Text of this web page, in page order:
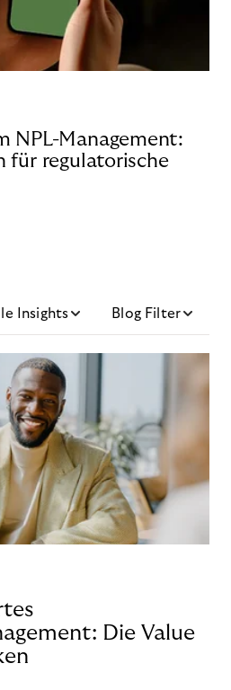
NPL-Management:
für regulatorische
Insights Blog Filter
Die Value